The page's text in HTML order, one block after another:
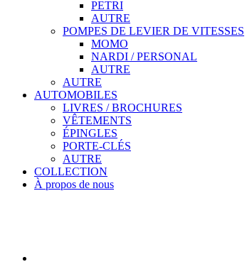
PETRI
AUTRE
POMPES DE LEVIER DE VITESSES
MOMO
NARDI / PERSONAL
AUTRE
AUTRE
AUTOMOBILES
LIVRES / BROCHURES
VÊTEMENTS
ÉPINGLES
PORTE-CLÉS
AUTRE
COLLECTION
À propos de nous